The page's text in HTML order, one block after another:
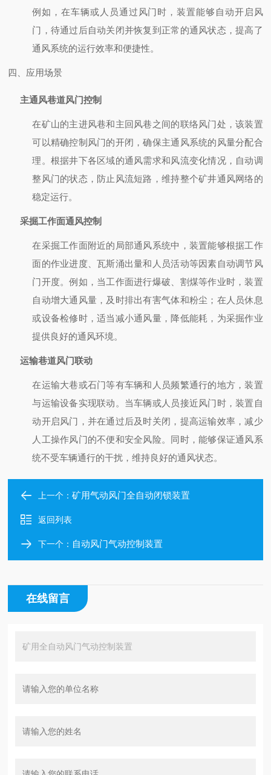
例如，在车辆或人员通过风门时，装置能够自动开启风
门，待通过后自动关闭并恢复到正常的通风状态，提高了
通风系统的运行效率和便捷性。
四、应用场景
主通风巷道风门控制
在矿山的主进风巷和主回风巷之间的联络风门处，该装置
可以精确控制风门的开闭，确保主通风系统的风量分配合
理。根据井下各区域的通风需求和风流变化情况，自动调
整风门的状态，防止风流短路，维持整个矿井通风网络的
稳定运行。
采掘工作面通风控制
在采掘工作面附近的局部通风系统中，装置能够根据工作
面的作业进度、瓦斯涌出量和人员活动等因素自动调节风
门开度。例如，当工作面进行爆破、割煤等作业时，装置
自动增大通风量，及时排出有害气体和粉尘；在人员休息
或设备检修时，适当减小通风量，降低能耗，为采掘作业
提供良好的通风环境。
运输巷道风门联动
在运输大巷或石门等有车辆和人员频繁通行的地方，装置
与运输设备实现联动。当车辆或人员接近风门时，装置自
动开启风门，并在通过后及时关闭，提高运输效率，减少
人工操作风门的不便和安全风险。同时，能够保证通风系
统不受车辆通行的干扰，维持良好的通风状态。
上一个：矿用气动风门全自动闭锁装置
返回列表
下一个： 自动风门气动控制装置
在线留言